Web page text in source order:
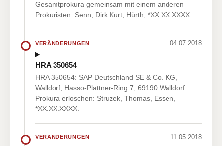
Gesamtprokura gemeinsam mit einem anderen
Prokuristen: Senn, Dirk Kurt, Hürth, *XX.XX.XXXX.
VERÄNDERUNGEN 04.07.2018
HRA 350654
HRA 350654: SAP Deutschland SE & Co. KG,
Walldorf, Hasso-Plattner-Ring 7, 69190 Walldorf.
Prokura erloschen: Struzek, Thomas, Essen,
*XX.XX.XXXX.
VERÄNDERUNGEN 11.05.2018